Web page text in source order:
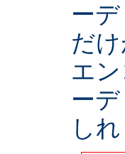
ー
だ
エ
ー
し